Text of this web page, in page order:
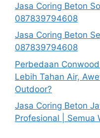
Jasa Coring Beton
087839794608
Jasa Coring Beton
087839794608
Perbedaan
Lebih Tahan Air,
Outdoor?
Jasa Coring Beton
Profesional | Semua